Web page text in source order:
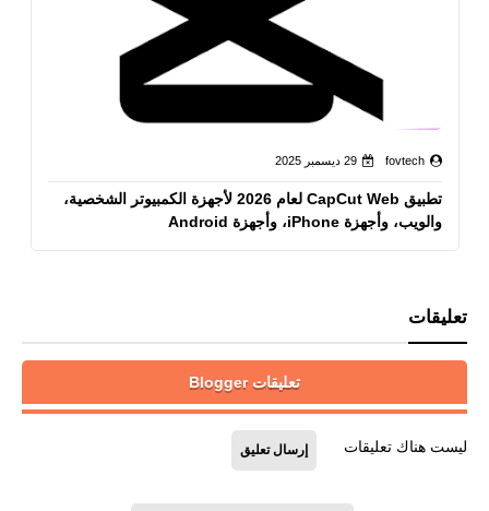
fovtech 29 ديسمبر 2025
تطبيق CapCut Web لعام 2026 لأجهزة الكمبيوتر الشخصية،
والويب، وأجهزة iPhone، وأجهزة Android
تعليقات
تعليقات Blogger
ليست هناك تعليقات إرسال تعليق